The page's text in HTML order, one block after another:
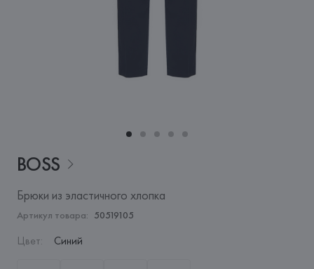
BOSS
Брюки из эластичного хлопка
Артикул товара: 50519105
Цвет: Синий